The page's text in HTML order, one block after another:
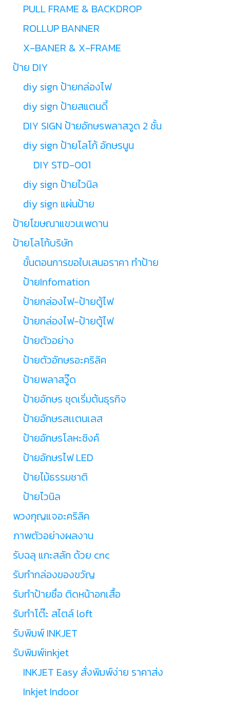
PULL FRAME & BACKDROP
ROLLUP BANNER
X-BANER & X-FRAME
ป้าย DIY
diy sign ป้ายกล่องไฟ
diy sign ป้ายสแตนดี้
DIY SIGN ป้ายอักษรพลาสวูด 2 ชั้น
diy sign ป้ายโลโก้ อักษรนูน
DIY STD-001
diy sign ป้ายไวนิล
diy sign แผ่นป้าย
ป้ายโฆษณาแขวนเพดาน
ป้ายโลโก้บริษัท
ขั้นตอนการขอใบเสนอราคา ทำป้าย
ป้ายInfomation
ป้ายกล่องไฟ-ป้ายตู้ไฟ
ป้ายกล่องไฟ-ป้ายตู้ไฟ
ป้ายตัวอย่าง
ป้ายตัวอักษรอะคริลิค
ป้ายพลาสวู๊ด
ป้ายอักษร ชุดเริ่มต้นธุรกิจ
ป้ายอักษรสเเตนเลส
ป้ายอักษรโลหะซิงค์
ป้ายอักษรไฟ LED
ป้ายไม้ธรรมชาติ
ป้ายไวนิล
พวงกุญแจอะคริลิค
ภาพตัวอย่างผลงาน
รับฉลุ แกะสลัก ด้วย cnc
รับทำกล่องของขวัญ
รับทำป้ายชื่อ ติดหน้าอกเสื้อ
รับทำโต๊ะ สไตล์ loft
รับพิมพ์ INKJET
รับพิมพ์inkjet
INKJET Easy สั่งพิมพ์ง่าย ราคาส่ง
Inkjet Indoor